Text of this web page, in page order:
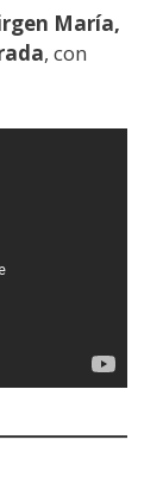
María,
, con